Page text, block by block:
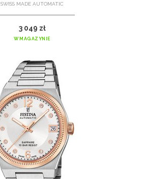
SWISS MADE AUTOMATIC
3 049 zł
W MAGAZYNIE